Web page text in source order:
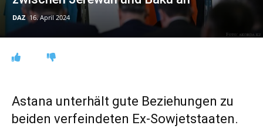
DAZ 16. April 2024
Astana unterhält gute Beziehungen zu
beiden verfeindeten Ex-Sowjetstaaten.